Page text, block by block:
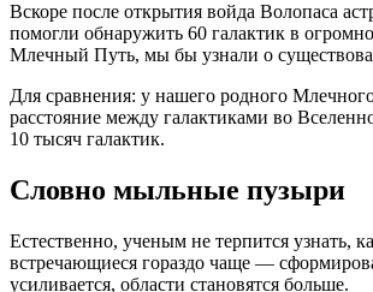
Вскоре после открытия войда Волопаса
помогли обнаружить 60 галактик в
Млечный Путь, мы бы узнали о
Для сравнения: у нашего родного
расстояние между галактиками во
10 тысяч галактик.
Словно мыльные пузыри
Естественно, ученым не терпится узнать,
встречающиеся гораздо чаще —
усиливается, области становятся больше.